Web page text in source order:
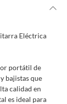
no tienen este
Eléctrica
portátil de
bajistas que
calidad en
es ideal para